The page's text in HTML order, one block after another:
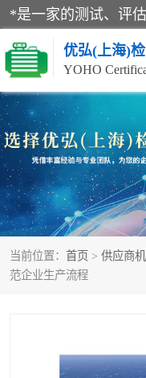
优弘(上海)
YOHO
当前位置： 首页 > 供应商机
范企业生产流程
RECYCLASS认证
NR12认证
ART认证
巴西认证